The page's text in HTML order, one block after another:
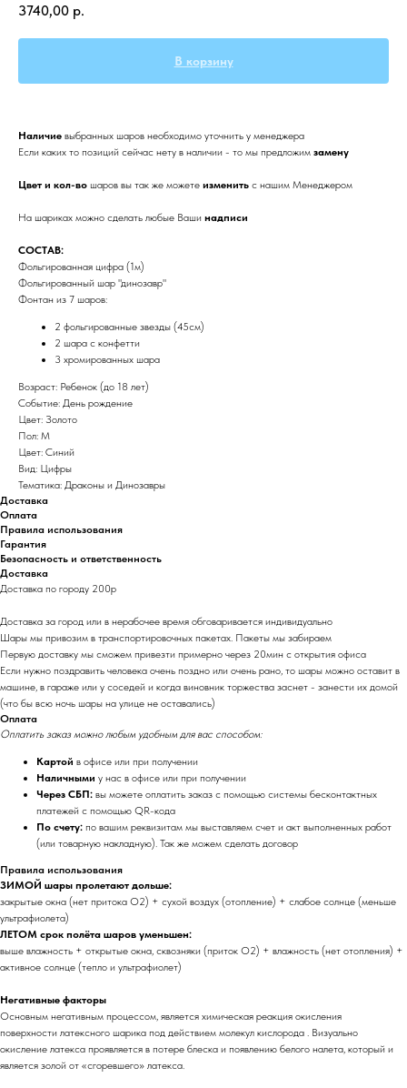
3740,00 р.
В корзину
Наличие выбранных шаров необходимо уточнить у менеджера
Если каких то позиций сейчас нету в наличии - то мы предложим замену
Цвет и кол-во шаров вы так же можете изменить с нашим Менеджером
На шариках можно сделать любые Ваши надписи
СОСТАВ:
Фольгированная цифра (1м)
Фольгированный шар "динозавр"
Фонтан из 7 шаров:
2 фольгированные звезды (45см)
2 шара с конфетти
3 хромированных шара
Возраст: Ребенок (до 18 лет)
Событие: День рождение
Цвет: Золото
Пол: М
Цвет: Синий
Вид: Цифры
Тематика: Драконы и Динозавры
Доставка
Оплата
Правила использования
Гарантия
Безопасность и ответственность
Доставка
Доставка по городу 200р
Доставка за город или в нерабочее время обговаривается индивидуально
Шары мы привозим в транспортировочных пакетах. Пакеты мы забираем
Первую доставку мы сможем привезти примерно через 20мин с открытия офиса
Если нужно поздравить человека очень поздно или очень рано, то шары можно оставит в
машине, в гараже или у соседей и когда виновник торжества заснет - занести их домой
(что бы всю ночь шары на улице не оставались)
Оплата
Оплатить заказ можно любым удобным для вас способом:
Картой в офисе или при получении
Наличными у нас в офисе или при получении
Через СБП: вы можете оплатить заказ с помощью системы бесконтактных
платежей с помощью QR-кода
По счету: по вашим реквизитам мы выставляем счет и акт выполненных работ
(или товарную накладную). Так же можем сделать договор
Правила использования
ЗИМОЙ шары пролетают дольше:
закрытые окна (нет притока O2) + сухой воздух (отопление) + слабое солнце (меньше
ультрафиолета)
ЛЕТОМ срок полёта шаров уменьшен:
выше влажность + открытые окна, сквозняки (приток O2) + влажность (нет отопления) +
активное солнце (тепло и ультрафиолет)
Негативные факторы
Основным негативным процессом, является химическая реакция окисления
поверхности латексного шарика под действием молекул кислорода . Визуально
окисление латекса проявляется в потере блеска и появлению белого налета, который и
является золой от «сгоревшего» латекса.